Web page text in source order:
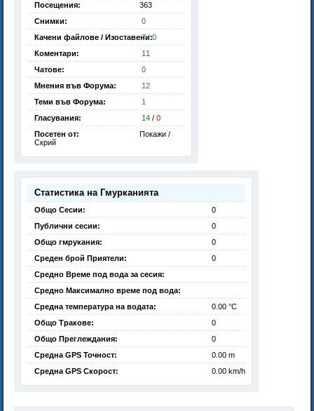
Посещения:
363
Снимки:
0
Качени файлове / Изоставени:
7 / 0
Коментари:
11
Чатове:
0
Мнения във Форума:
12
Теми във Форума:
1
Гласувания:
14 / 0
Посетен от:
Покажи /
Скрий
Статистика на Гмурканията
Общо Сесии:
0
Публични сесии:
0
Общо гмрукания:
0
Среден брой Приятели:
0
Средно Време под вода за сесия:
Средно Максимално време под вода:
Средна температура на водата:
0.00 °C
Общо Тракове:
0
Общо Преглеждания:
0
Средна GPS Точност:
0.00 m
Средна GPS Скорост:
0.00 km/h